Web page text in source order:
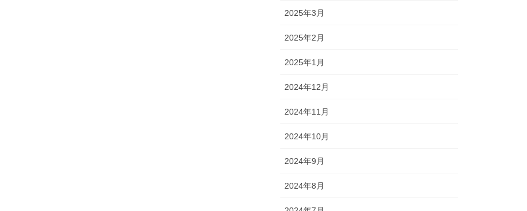
2025年3月
2025年2月
2025年1月
2024年12月
2024年11月
2024年10月
2024年9月
2024年8月